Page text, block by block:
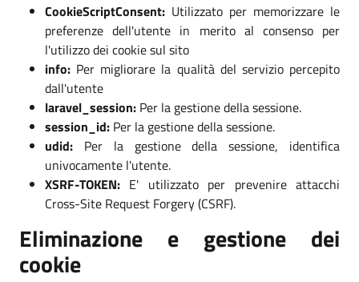
CookieScriptConsent: Utilizzato per memorizzare le
preferenze dell'utente in merito al consenso per
l'utilizzo dei cookie sul sito
info: Per migliorare la qualità del servizio percepito
dall'utente
laravel_session: Per la gestione della sessione.
session_id: Per la gestione della sessione.
udid: Per la gestione della sessione, identifica
univocamente l'utente.
XSRF-TOKEN: E' utilizzato per prevenire attacchi
Cross-Site Request Forgery (CSRF).
Eliminazione e gestione dei
cookie